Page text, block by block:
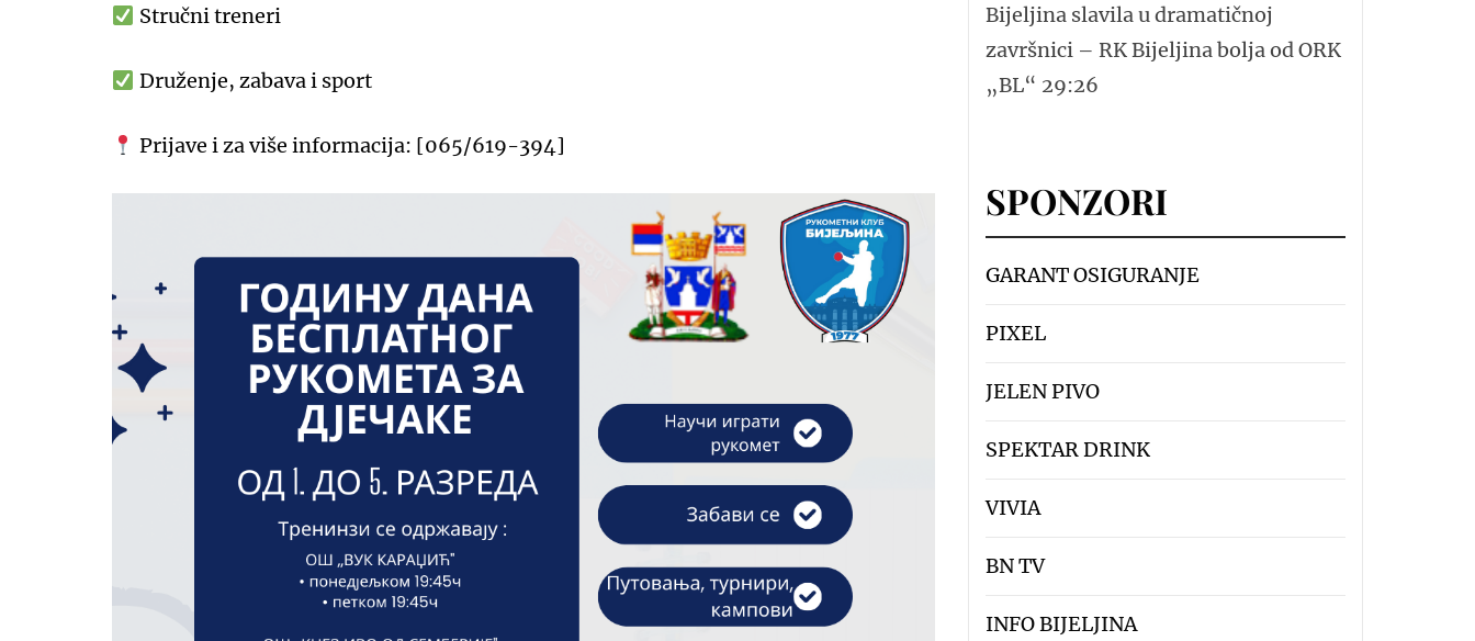
Stručni treneri
Druženje, zabava i sport
Prijave i za više informacija: [065/619-394]
Bijeljina slavila u dramatičnoj
završnici – RK Bijeljina bolja od ORK
„BL“ 29:26
SPONZORI
GARANT OSIGURANJE
PIXEL
JELEN PIVO
SPEKTAR DRINK
VIVIA
BN TV
INFO BIJELJINA